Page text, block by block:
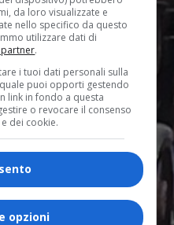
da loro visualizzate e
nello specifico da questo
utilizzare dati di
partner.
i tuoi dati personali sulla
puoi opporti gestendo
link in fondo a questa
o revocare il consenso
dei cookie.
opzioni